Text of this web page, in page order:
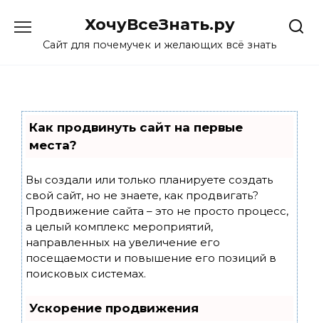
content
ХочуВсеЗнать.ру
Сайт для почемучек и желающих всё знать
Как продвинуть сайт на первые
места?
Вы создали или только планируете создать
свой сайт, но не знаете, как продвигать?
Продвижение сайта – это не просто процесс,
а целый комплекс мероприятий,
направленных на увеличение его
посещаемости и повышение его позиций в
поисковых системах.
Ускорение продвижения